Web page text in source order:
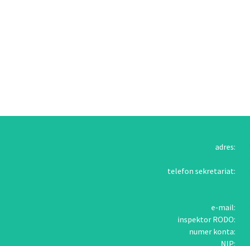
adres:
telefon sekretariat:
e-mail:
inspektor RODO:
numer konta:
NIP: